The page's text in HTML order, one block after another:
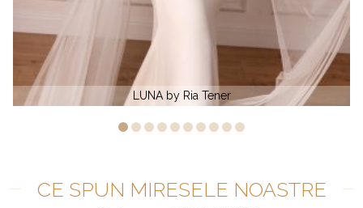
HERA by Ria Tener
CE SPUN MIRESELE NOASTRE